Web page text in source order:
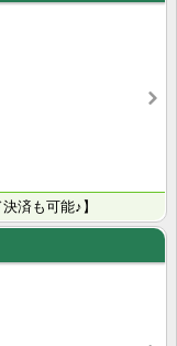
済も可能♪】